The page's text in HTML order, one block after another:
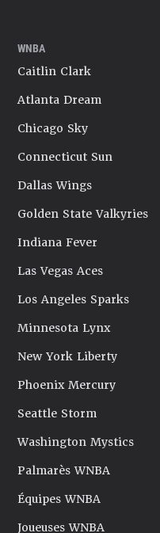
WNBA
Caitlin Clark
Atlanta Dream
Chicago Sky
Connecticut Sun
Dallas Wings
Golden State Valkyries
Indiana Fever
Las Vegas Aces
Los Angeles Sparks
Minnesota Lynx
New York Liberty
Phoenix Mercury
Seattle Storm
Washington Mystics
Palmarès WNBA
Équipes WNBA
Joueuses WNBA